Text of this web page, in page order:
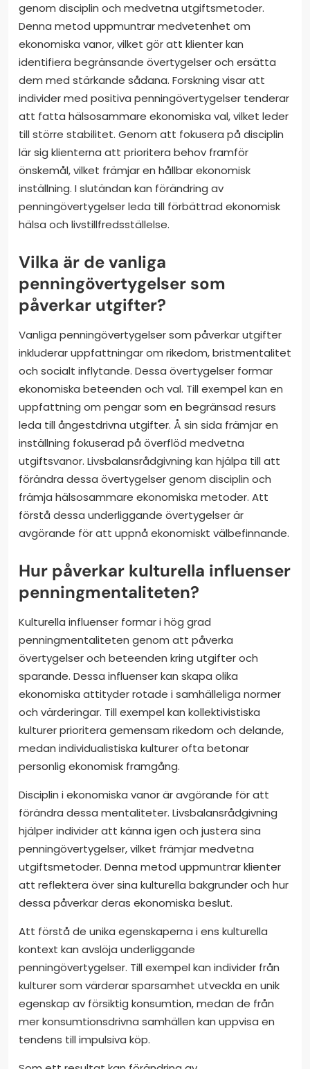
genom disciplin och medvetna utgiftsmetoder.
Denna metod uppmuntrar medvetenhet om
ekonomiska vanor, vilket gör att klienter kan
identifiera begränsande övertygelser och ersätta
dem med stärkande sådana. Forskning visar att
individer med positiva penningövertygelser tenderar
att fatta hälsosammare ekonomiska val, vilket leder
till större stabilitet. Genom att fokusera på disciplin
lär sig klienterna att prioritera behov framför
önskemål, vilket främjar en hållbar ekonomisk
inställning. I slutändan kan förändring av
penningövertygelser leda till förbättrad ekonomisk
hälsa och livstillfredsställelse.
Vilka är de vanliga
penningövertygelser som
påverkar utgifter?
Vanliga penningövertygelser som påverkar utgifter
inkluderar uppfattningar om rikedom, bristmentalitet
och socialt inflytande. Dessa övertygelser formar
ekonomiska beteenden och val. Till exempel kan en
uppfattning om pengar som en begränsad resurs
leda till ångestdrivna utgifter. Å sin sida främjar en
inställning fokuserad på överflöd medvetna
utgiftsvanor. Livsbalansrådgivning kan hjälpa till att
förändra dessa övertygelser genom disciplin och
främja hälsosammare ekonomiska metoder. Att
förstå dessa underliggande övertygelser är
avgörande för att uppnå ekonomiskt välbefinnande.
Hur påverkar kulturella influenser
penningmentaliteten?
Kulturella influenser formar i hög grad
penningmentaliteten genom att påverka
övertygelser och beteenden kring utgifter och
sparande. Dessa influenser kan skapa olika
ekonomiska attityder rotade i samhälleliga normer
och värderingar. Till exempel kan kollektivistiska
kulturer prioritera gemensam rikedom och delande,
medan individualistiska kulturer ofta betonar
personlig ekonomisk framgång.
Disciplin i ekonomiska vanor är avgörande för att
förändra dessa mentaliteter. Livsbalansrådgivning
hjälper individer att känna igen och justera sina
penningövertygelser, vilket främjar medvetna
utgiftsmetoder. Denna metod uppmuntrar klienter
att reflektera över sina kulturella bakgrunder och hur
dessa påverkar deras ekonomiska beslut.
Att förstå de unika egenskaperna i ens kulturella
kontext kan avslöja underliggande
penningövertygelser. Till exempel kan individer från
kulturer som värderar sparsamhet utveckla en unik
egenskap av försiktig konsumtion, medan de från
mer konsumtionsdrivna samhällen kan uppvisa en
tendens till impulsiva köp.